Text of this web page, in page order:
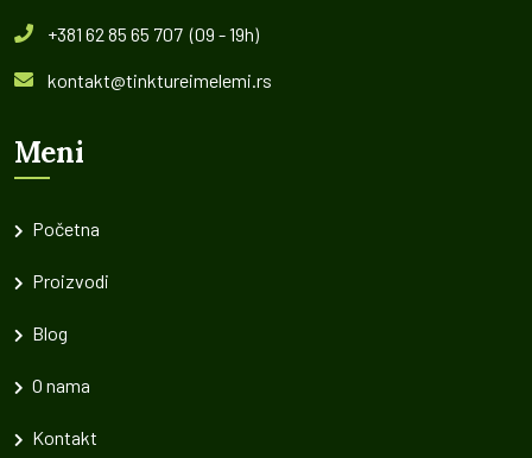
+381 62 85 65 707 (09 - 19h)
kontakt@tinktureimelemi.rs
Meni
Početna
Proizvodi
Blog
O nama
Kontakt